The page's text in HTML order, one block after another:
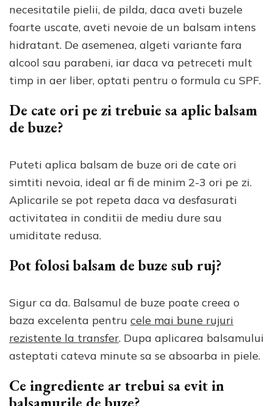
necesitatile pielii, de pilda, daca aveti buzele
foarte uscate, aveti nevoie de un balsam intens
hidratant. De asemenea, algeti variante fara
alcool sau parabeni, iar daca va petreceti mult
timp in aer liber, optati pentru o formula cu SPF.
De cate ori pe zi trebuie sa aplic balsam
de buze?
Puteti aplica balsam de buze ori de cate ori
simtiti nevoia, ideal ar fi de minim 2-3 ori pe zi.
Aplicarile se pot repeta daca va desfasurati
activitatea in conditii de mediu dure sau
umiditate redusa.
Pot folosi balsam de buze sub ruj?
Sigur ca da. Balsamul de buze poate creea o
baza excelenta pentru cele mai bune rujuri
rezistente la transfer. Dupa aplicarea balsamului
asteptati cateva minute sa se absoarba in piele.
Ce ingrediente ar trebui sa evit in